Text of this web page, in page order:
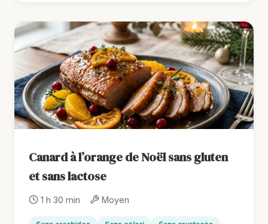
Canard à l’orange de Noël sans gluten
et sans lactose
1 h 30 min Moyen